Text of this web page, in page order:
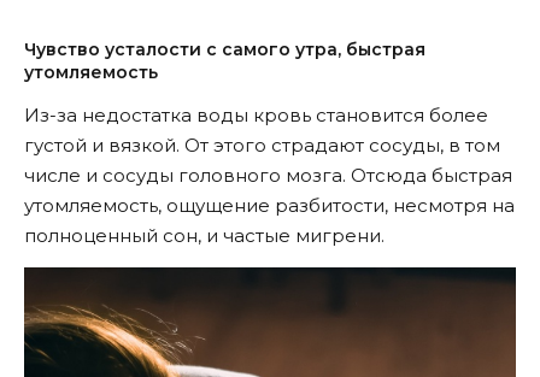
Чувство усталости с самого утра, быстрая
утомляемость
Из-за недостатка воды кровь становится более
густой и вязкой. От этого страдают сосуды, в том
числе и сосуды головного мозга. Отсюда быстрая
утомляемость, ощущение разбитости, несмотря на
полноценный сон, и частые мигрени.